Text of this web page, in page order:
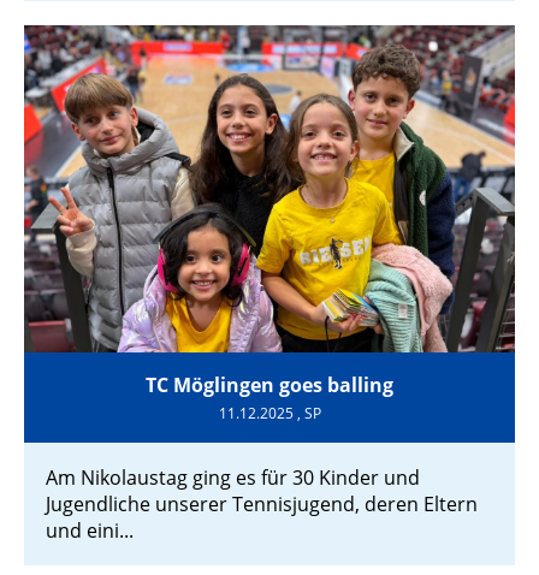
TC Möglingen goes balling
11.12.2025, SP
Am Nikolaustag ging es für 30 Kinder und
Jugendliche unserer Tennisjugend, deren Eltern
und eini...